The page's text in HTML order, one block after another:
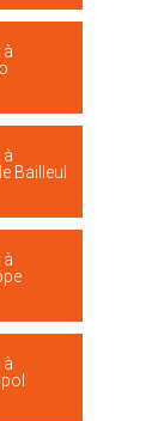
Bailleul